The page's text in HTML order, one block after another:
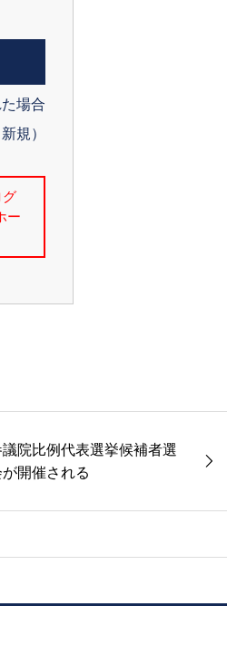
場合
規）
院比例代表選挙候補者選
開催される